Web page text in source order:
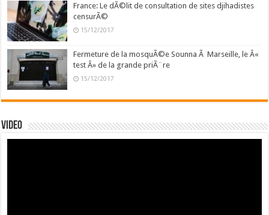
France: Le dÃ©lit de consultation de sites djihadistes
censurÃ©
15/12/2017
Fermeture de la mosquÃ©e Sounna Ã Marseille, le Â«
test Â» de la grande priÃ¨re
15/12/2017
Video